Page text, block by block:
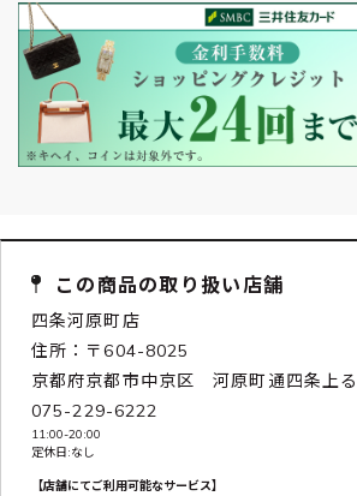
この商品の取り扱い店舗
四条河原町店
住所：〒604-8025
京都府京都市中京区 河原町通四条上る
075-229-6222
11:00-20:00
定休日:なし
【店舗にてご利用可能なサービス】